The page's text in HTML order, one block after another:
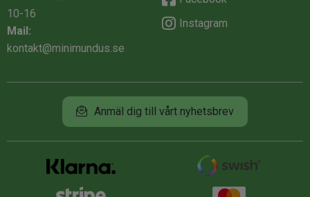
10-16
Mail:
kontakt@minimundus.se
Instagram
Anmäl dig till vårt nyhetsbrev